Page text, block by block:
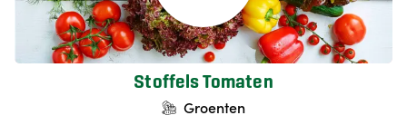
Stoffels Tomaten
Groenten